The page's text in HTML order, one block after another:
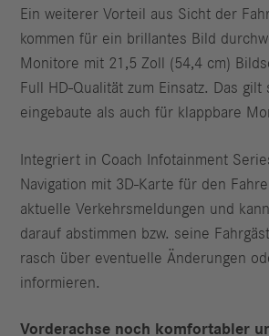
Ein weiterer Vorteil aus Sicht der
kommen für ein brillantes Bild
Monitore mit 21,5 Zoll (54,4 cm)
Full HD-Qualität zum Einsatz. Das
eingebaute als auch für klappbare
Integriert in Coach Infotainment
Navigation mit 3D-Karte für den
aktuelle Verkehrsmeldungen und
darauf abstimmen bzw. seine
rasch über eventuelle Änderungen
informieren.
Vorderachse noch komfortabler